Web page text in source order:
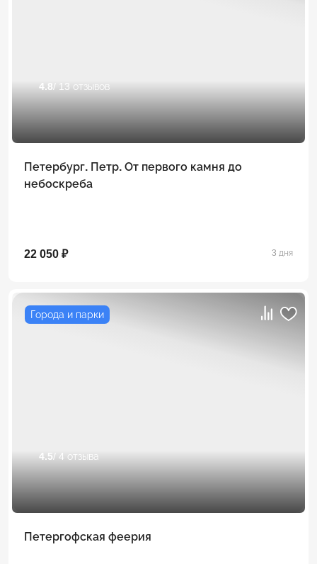
4.8/ 13 отзывов
Петербург. Петр. От первого камня до
небоскреба
22 050 ₽ 3 дня
Города и парки
4.5/ 4 отзыва
Петергофская феерия